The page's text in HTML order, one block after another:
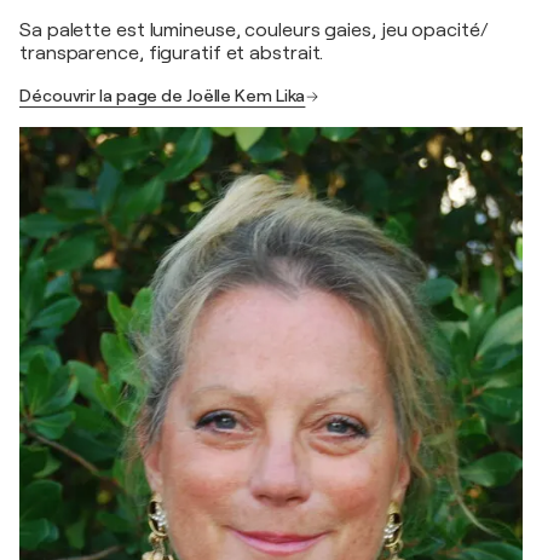
Sa palette est lumineuse, couleurs gaies, jeu opacité/
transparence, figuratif et abstrait.
Découvrir la page de Joëlle Kem Lika